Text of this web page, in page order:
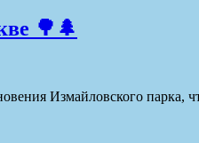
🌳🌲
Измайловского парка,